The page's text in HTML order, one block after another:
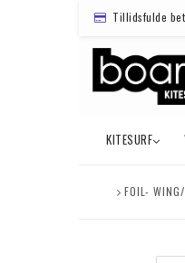
Tillidsfulde
KITESURF
FOIL-